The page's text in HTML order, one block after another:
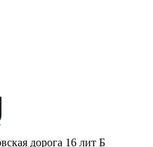
дорога 16 лит Б